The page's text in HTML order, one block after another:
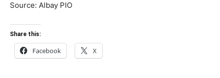
Source: Albay PIO
Share this:
Facebook X